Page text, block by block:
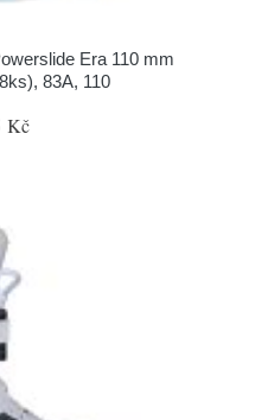
Era 110 mm
83A, 110
Kč